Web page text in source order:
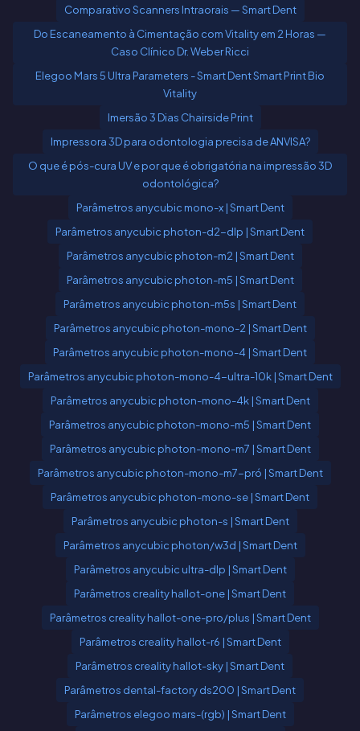
Comparativo Scanners Intraorais — Smart Dent
Do Escaneamento à Cimentação com Vitality em 2 Horas —
Caso Clínico Dr. Weber Ricci
Elegoo Mars 5 Ultra Parameters - Smart Dent Smart Print Bio
Vitality
Imersão 3 Dias Chairside Print
Impressora 3D para odontologia precisa de ANVISA?
O que é pós-cura UV e por que é obrigatória na impressão 3D
odontológica?
Parâmetros anycubic mono-x | Smart Dent
Parâmetros anycubic photon-d2-dlp | Smart Dent
Parâmetros anycubic photon-m2 | Smart Dent
Parâmetros anycubic photon-m5 | Smart Dent
Parâmetros anycubic photon-m5s | Smart Dent
Parâmetros anycubic photon-mono-2 | Smart Dent
Parâmetros anycubic photon-mono-4 | Smart Dent
Parâmetros anycubic photon-mono-4-ultra-10k | Smart Dent
Parâmetros anycubic photon-mono-4k | Smart Dent
Parâmetros anycubic photon-mono-m5 | Smart Dent
Parâmetros anycubic photon-mono-m7 | Smart Dent
Parâmetros anycubic photon-mono-m7-pró | Smart Dent
Parâmetros anycubic photon-mono-se | Smart Dent
Parâmetros anycubic photon-s | Smart Dent
Parâmetros anycubic photon/w3d | Smart Dent
Parâmetros anycubic ultra-dlp | Smart Dent
Parâmetros creality hallot-one | Smart Dent
Parâmetros creality hallot-one-pro/plus | Smart Dent
Parâmetros creality hallot-r6 | Smart Dent
Parâmetros creality hallot-sky | Smart Dent
Parâmetros dental-factory ds200 | Smart Dent
Parâmetros elegoo mars-(rgb) | Smart Dent